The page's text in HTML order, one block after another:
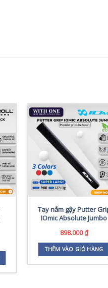
Tay nắm gậy Putter
IOmic Absolute Jumbo
898.000₫
THÊM VÀO GIỎ HÀNG